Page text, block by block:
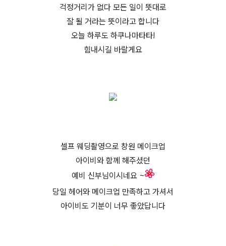
걱정거리가 없다 모든 일이 뜻대로
잘 될 거라는 뜻이라고 합니다
오늘 하루도 하쿠나마타타!
힘내시길 바랄게요
셀프 웨딩촬영으로 창원 메이크업
아이비와 함께 해주셨던
예비 신부님이시네요 ~
당일 헤어와 메이크업 만족하고 가셔서
아이비도 기분이 너무 좋았답니다